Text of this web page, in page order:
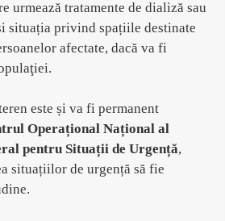
urmează tratamente de dializă sau
situația privind spațiile destinate
afectate, dacă va fi
este și va fi permanent
Operațional Național al
pentru Situații de Urgență,
situațiilor de urgență să fie